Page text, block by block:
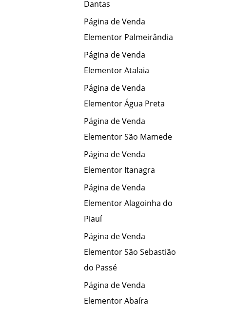
Dantas
Página de Venda
Elementor Palmeirândia
Página de Venda
Elementor Atalaia
Página de Venda
Elementor Água Preta
Página de Venda
Elementor São Mamede
Página de Venda
Elementor Itanagra
Página de Venda
Elementor Alagoinha do
Piauí
Página de Venda
Elementor São Sebastião
do Passé
Página de Venda
Elementor Abaíra